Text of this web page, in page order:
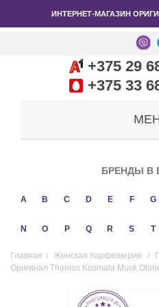
ИНТЕРНЕТ-МАГАЗИН
+375 29
+375 33
БРЕНДЫ В
A B C D E F G
N O P Q R S T
Главная / Женская парфюмерия /
Оригинал Thomas Kosmala Musk